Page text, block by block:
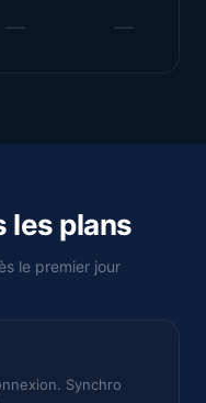
— —
les plans
le premier jour
Synchro